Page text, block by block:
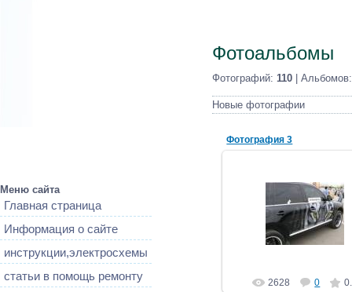
Меню сайта
Главная страница
Информация о сайте
инструкции,электросхемы
статьи в помощь ремонту
Фотоальбомы
Фотографий: 110 |
Новые фотографии
Фотография 3
15.02.2013
автоэлектрик
2628 0